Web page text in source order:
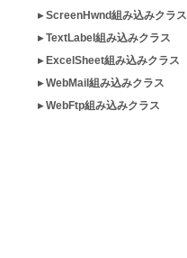
▸ ScreenHwnd組み込みクラス
▸ TextLabel組み込みクラス
▸ ExcelSheet組み込みクラス
▸ WebMail組み込みクラス
▸ WebFtp組み込みクラス